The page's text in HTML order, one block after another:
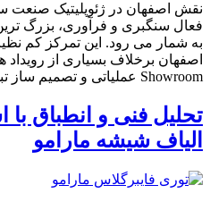
فعال سنگبری و فرآوری، بزرگ‌
به‌ شمار می‌ رود. این تمرکز کم‌
اصفهان برخلاف بسیاری از رویداد
Showroom عملیاتی و تصمیم‌ ساز تبدیل شود. در این نمایشگاه، […]
تحلیل فنی و انطباق با
الیاف شیشه مارامو